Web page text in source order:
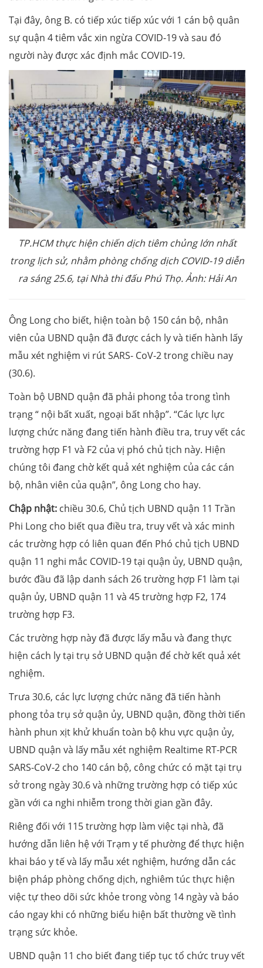
Tại đây, ông B. có tiếp xúc tiếp xúc với 1 cán bộ quân
sự quận 4 tiêm vắc xin ngừa COVID-19 và sau đó
người này được xác định mắc COVID-19.
TP.HCM thực hiện chiến dịch tiêm chủng lớn nhất
trong lịch sử, nhằm phòng chống dịch COVID-19 diễn
ra sáng 25.6, tại Nhà thi đấu Phú Thọ. Ảnh: Hải An
Ông Long cho biết, hiện toàn bộ 150 cán bộ, nhân
viên của UBND quận đã được cách ly và tiến hành lấy
mẫu xét nghiệm vi rút SARS- CoV-2 trong chiều nay
(30.6).
Toàn bộ UBND quận đã phải phong tỏa trong tình
trạng “ nội bất xuất, ngoại bất nhập”. “Các lực lực
lượng chức năng đang tiến hành điều tra, truy vết các
trường hợp F1 và F2 của vị phó chủ tịch này. Hiện
chúng tôi đang chờ kết quả xét nghiệm của các cán
bộ, nhân viên của quận”, ông Long cho hay.
Chập nhật: chiều 30.6, Chủ tịch UBND quận 11 Trần
Phi Long cho biết qua điều tra, truy vết và xác minh
các trường hợp có liên quan đến Phó chủ tịch UBND
quận 11 nghi mắc COVID-19 tại quận ủy, UBND quận,
bước đầu đã lập danh sách 26 trường hợp F1 làm tại
quận ủy, UBND quận 11 và 45 trường hợp F2, 174
trường hợp F3.
Các trường hợp này đã được lấy mẫu và đang thực
hiện cách ly tại trụ sở UBND quận để chờ kết quả xét
nghiệm.
Trưa 30.6, các lực lượng chức năng đã tiến hành
phong tỏa trụ sở quận ủy, UBND quận, đồng thời tiến
hành phun xịt khử khuẩn toàn bộ khu vực quận ủy,
UBND quận và lấy mẫu xét nghiệm Realtime RT-PCR
SARS-CoV-2 cho 140 cán bộ, công chức có mặt tại trụ
sở trong ngày 30.6 và những trường hợp có tiếp xúc
gần với ca nghi nhiễm trong thời gian gần đây.
Riêng đối với 115 trường hợp làm việc tại nhà, đã
hướng dẫn liên hệ với Trạm y tế phường để thực hiện
khai báo y tế và lấy mẫu xét nghiệm, hướng dẫn các
biện pháp phòng chống dịch, nghiêm túc thực hiện
việc tự theo dõi sức khỏe trong vòng 14 ngày và báo
cáo ngay khi có những biểu hiện bất thường về tình
trạng sức khỏe.
UBND quận 11 cho biết đang tiếp tục tổ chức truy vết